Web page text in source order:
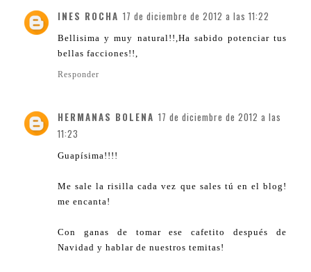
INES ROCHA 17 de diciembre de 2012 a las 11:22
Bellisima y muy natural!!,Ha sabido potenciar tus
bellas facciones!!,
Responder
HERMANAS BOLENA 17 de diciembre de 2012 a las
11:23
Guapísima!!!!
Me sale la risilla cada vez que sales tú en el blog!
me encanta!
Con ganas de tomar ese cafetito después de
Navidad y hablar de nuestros temitas!